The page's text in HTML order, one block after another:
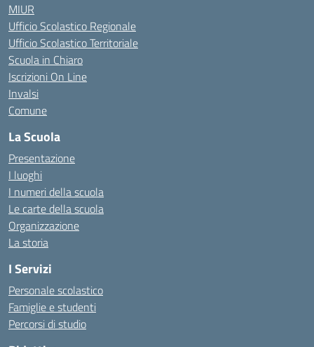
MIUR
Ufficio Scolastico Regionale
Ufficio Scolastico Territoriale
Scuola in Chiaro
Iscrizioni On Line
Invalsi
Comune
La Scuola
Presentazione
I luoghi
I numeri della scuola
Le carte della scuola
Organizzazione
La storia
I Servizi
Personale scolastico
Famiglie e studenti
Percorsi di studio